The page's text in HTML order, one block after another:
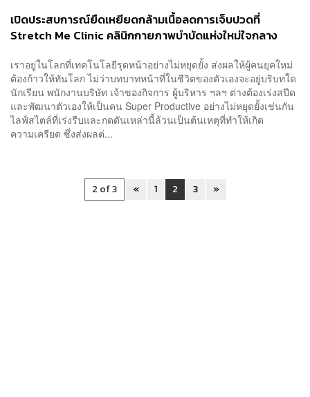
เปิดประสบการณ์ยืดเหยียดกล้ามเนื้อลดการเจ็บปวดที่
Stretch Me Clinic คลินิกกายภาพบำบัดแห่งใหม่ใจกลาง
เราอยู่ในโลกที่เทคโนโลยีรุดหน้าอย่างไม่หยุดยั้ง ส่งผลให้ผู้คนยุคใหม่
ต้องก้าวให้ทันโลก ไม่ว่าบทบาทหน้าที่ในชีวิตของตัวเองจะอยู่บริบทใด
นักเรียน พนักงานบริษัท เจ้าของกิจการ ผู้บริหาร ฯลฯ ต่างต้องเร่งสปีด
และพัฒนาตัวเองให้เป็นคน Super Productive อย่างไม่หยุดยั้งเช่นกัน
ไลฟ์สไตล์ที่เร่งรีบและกดดันเหล่านี้ล้วนเป็นต้นเหตุที่ทำให้เกิด
ความเครียด ซึ่งส่งผลต่...
2 of 3 « 1 2 3 »